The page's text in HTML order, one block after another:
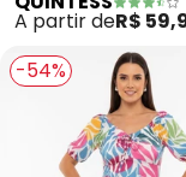
Malha de Viscose
A partir deR$
-54%